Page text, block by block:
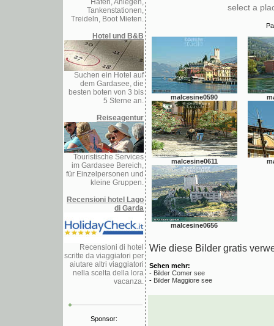
Häfen, Anlegen,
Tankenstationen,
Treideln, Boot Mieten.
Hotel und B&B
Suchen ein Hotel auf
dem Gardasee, die
besten boten von 3 bis
5 Sterne an.
Reiseagentur
Touristische Services
im Gardasee Bereich,
für Einzelpersonen und
kleine Gruppen.
Recensioni hotel Lago
di Garda
Recensioni di hotel
scritte da viaggiatori per
aiutare altri viaggiatori
nella scelta della lora
vacanza.
Sponsor:
select a
malcesine0590
malcesine0611
malcesine0656
Wie diese Bilder gratis
Sehen mehr:
- Bilder Comer see
- Bilder Maggiore see